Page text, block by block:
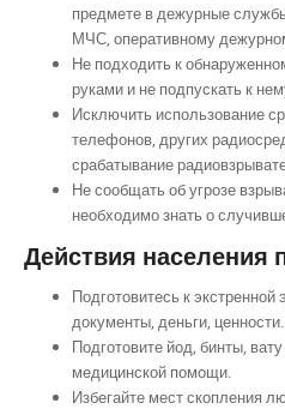
предмете в дежурные
МЧС, оперативному
Не подходить к
руками и не подпускать к
Исключить использование
телефонов, других
срабатывание
Не сообщать об угрозе
необходимо знать о
Действия населения
Подготовитесь к
документы, деньги, ценности.
Подготовите йод, бинты,
медицинской помощи.
Избегайте мест скопления